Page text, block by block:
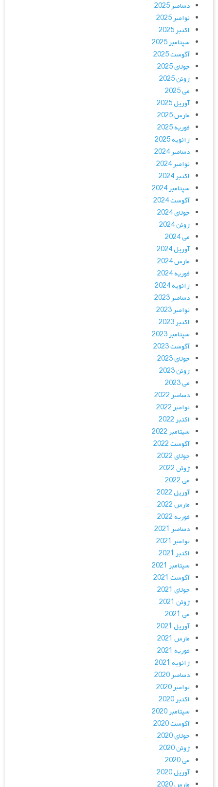
دسامبر 2025
نوامبر 2025
اکتبر 2025
سپتامبر 2025
آگوست 2025
جولای 2025
ژوئن 2025
می 2025
آوریل 2025
مارس 2025
فوریه 2025
ژانویه 2025
دسامبر 2024
نوامبر 2024
اکتبر 2024
سپتامبر 2024
آگوست 2024
جولای 2024
ژوئن 2024
می 2024
آوریل 2024
مارس 2024
فوریه 2024
ژانویه 2024
دسامبر 2023
نوامبر 2023
اکتبر 2023
سپتامبر 2023
آگوست 2023
جولای 2023
ژوئن 2023
می 2023
دسامبر 2022
نوامبر 2022
اکتبر 2022
سپتامبر 2022
آگوست 2022
جولای 2022
ژوئن 2022
می 2022
آوریل 2022
مارس 2022
فوریه 2022
دسامبر 2021
نوامبر 2021
اکتبر 2021
سپتامبر 2021
آگوست 2021
جولای 2021
ژوئن 2021
می 2021
آوریل 2021
مارس 2021
فوریه 2021
ژانویه 2021
دسامبر 2020
نوامبر 2020
اکتبر 2020
سپتامبر 2020
آگوست 2020
جولای 2020
ژوئن 2020
می 2020
آوریل 2020